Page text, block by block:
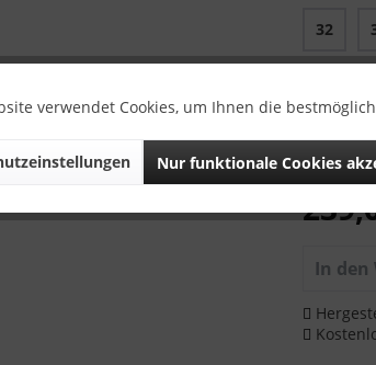
32
Noch
In den
verwendet Cookies, um Ihnen die
Nur funktionale Cookies